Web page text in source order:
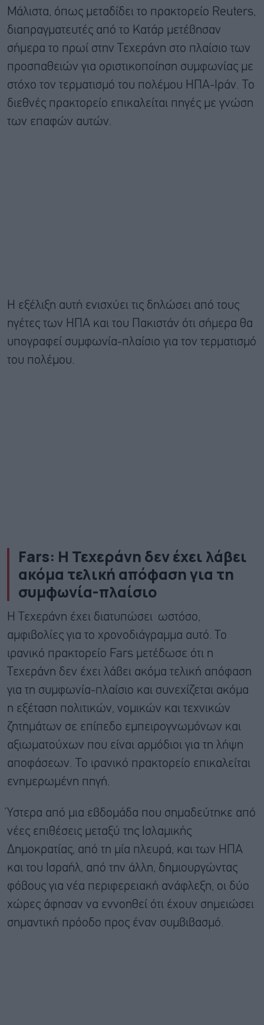
Μάλιστα, όπως μεταδίδει το πρακτορείο Reuters,
διαπραγματευτές από το Κατάρ μετέβησαν
σήμερα το πρωί στην Τεχεράνη στο πλαίσιο των
προσπαθειών για οριστικοποίηση συμφωνίας με
στόχο τον τερματισμό του πολέμου ΗΠΑ-Ιράν. Το
διεθνές πρακτορείο επικαλείται πηγές με γνώση
των επαφών αυτών.
Η εξέλιξη αυτή ενισχύει τις δηλώσει από τους
ηγέτες των ΗΠΑ και του Πακιστάν ότι σήμερα θα
υπογραφεί συμφωνία-πλαίσιο για τον τερματισμό
του πολέμου.
Fars: Η Τεχεράνη δεν έχει λάβει
ακόμα τελική απόφαση για τη
συμφωνία-πλαίσιο
Η Τεχεράνη έχει διατυπώσει ωστόσο,
αμφιβολίες για το χρονοδιάγραμμα αυτό. Το
ιρανικό πρακτορείο Fars μετέδωσε ότι η
Τεχεράνη δεν έχει λάβει ακόμα τελική απόφαση
για τη συμφωνία-πλαίσιο και συνεχίζεται ακόμα
η εξέταση πολιτικών, νομικών και τεχνικών
ζητημάτων σε επίπεδο εμπειρογνωμόνων και
αξιωματούχων που είναι αρμόδιοι για τη λήψη
αποφάσεων. Το ιρανικό πρακτορείο επικαλείται
ενημερωμένη πηγή.
Ύστερα από μια εβδομάδα που σημαδεύτηκε από
νέες επιθέσεις μεταξύ της Ισλαμικής
Δημοκρατίας, από τη μία πλευρά, και των ΗΠΑ
και του Ισραήλ, από την άλλη, δημιουργώντας
φόβους για νέα περιφερειακή ανάφλεξη, οι δύο
χώρες άφησαν να εννοηθεί ότι έχουν σημειώσει
σημαντική πρόοδο προς έναν συμβιβασμό.